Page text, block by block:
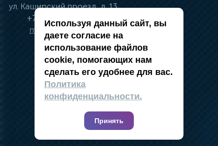
ул. Каширский проезд, д. 13
+7 (495) 134-41-83
moskva@vincci.ru
политика в отношении обработки
персональных данных
публичная оферта
карта сайта
2019 — 2026 @ Компания Vincci
Используя данный сайт, вы
даете согласие на
использование файлов
cookie, помогающих нам
сделать его удобнее для вас.
Политика
конфиденциальности.
Принять